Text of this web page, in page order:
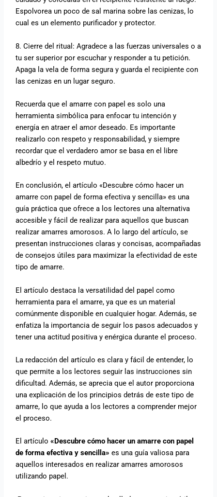
Espolvorea un poco de sal marina sobre las cenizas, lo
cual es un elemento purificador y protector.
8. Cierre del ritual: Agradece a las fuerzas universales o a
tu ser superior por escuchar y responder a tu petición.
Apaga la vela de forma segura y guarda el recipiente con
las cenizas en un lugar seguro.
Recuerda que el amarre con papel es solo una
herramienta simbólica para enfocar tu intención y
energía en atraer el amor deseado. Es importante
realizarlo con respeto y responsabilidad, y siempre
recordar que el verdadero amor se basa en el libre
albedrío y el respeto mutuo.
En conclusión, el artículo «Descubre cómo hacer un
amarre con papel de forma efectiva y sencilla» es una
guía práctica que ofrece a los lectores una alternativa
accesible y fácil de realizar para aquellos que buscan
realizar amarres amorosos. A lo largo del artículo, se
presentan instrucciones claras y concisas, acompañadas
de consejos útiles para maximizar la efectividad de este
tipo de amarre.
El artículo destaca la versatilidad del papel como
herramienta para el amarre, ya que es un material
comúnmente disponible en cualquier hogar. Además, se
enfatiza la importancia de seguir los pasos adecuados y
tener una actitud positiva y enérgica durante el proceso.
La redacción del artículo es clara y fácil de entender, lo
que permite a los lectores seguir las instrucciones sin
dificultad. Además, se aprecia que el autor proporciona
una explicación de los principios detrás de este tipo de
amarre, lo que ayuda a los lectores a comprender mejor
el proceso.
El artículo«Descubre cómo hacer un amarre con papel
de forma efectiva y sencilla» es una guía valiosa para
aquellos interesados en realizar amarres amorosos
utilizando papel.